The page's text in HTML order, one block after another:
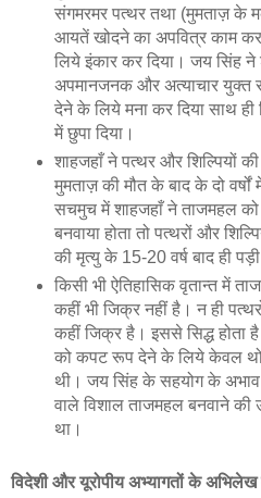
संगमरमर पत्थर तथा (मुमताज़ के
आयतें खोदने का अपवित्र काम
लिये इंकार कर दिया। जय सिंह ने
अपमानजनक और अत्याचार युक्त
देने के लिये मना कर दिया साथ ही
में छुपा दिया।
शाहजहाँ ने पत्थर और शिल्पियों
मुमताज़ की मौत के बाद के दो वर्षों
सचमुच में शाहजहाँ ने ताजमहल
बनवाया होता तो पत्थरों और
की मृत्यु के 15-20 वर्ष बाद ही पड़ी
किसी भी ऐतिहासिक वृतान्त में
कहीं भी जिक्र नहीं है। न ही
कहीं जिक्र है। इससे सिद्ध होता
को कपट रूप देने के लिये केवल
थी। जय सिंह के सहयोग के अभाव
वाले विशाल ताजमहल बनवाने की
था।
विदेशी और यूरोपीय अभ्यागतों के अभिलेख